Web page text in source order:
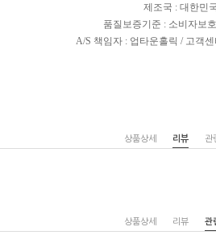
제조국 : 대한민
품질보증기준 : 소비자보
A/S 책임자 : 업타운홀릭 / 고객센
상품상세 리뷰 관
상품상세 리뷰 관